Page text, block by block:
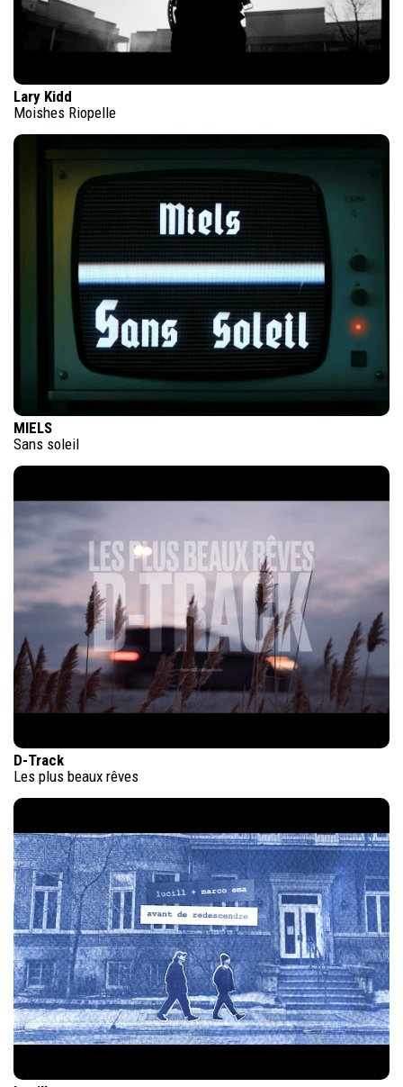
Lary Kidd
Moishes Riopelle
MIELS
Sans soleil
D-Track
Les plus beaux rêves